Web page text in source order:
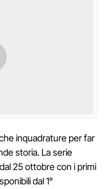
inquadrature per far
storia. La serie
25 ottobre con i primi
dal 1°